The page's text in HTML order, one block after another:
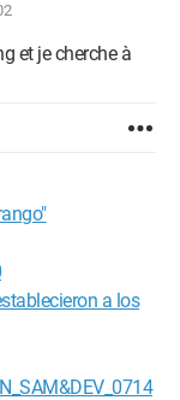
et je cherche à
a los